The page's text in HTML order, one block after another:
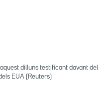
dilluns testificant davant del
EUA (Reuters)